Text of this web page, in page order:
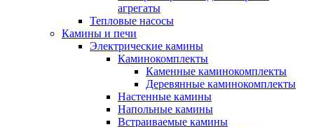
агрегаты
Тепловые насосы
Камины и печи
Электрические камины
Каминокомплекты
Каменные каминокомплекты
Деревянные каминокомплекты
Настенные камины
Напольные камины
Встраиваемые камины